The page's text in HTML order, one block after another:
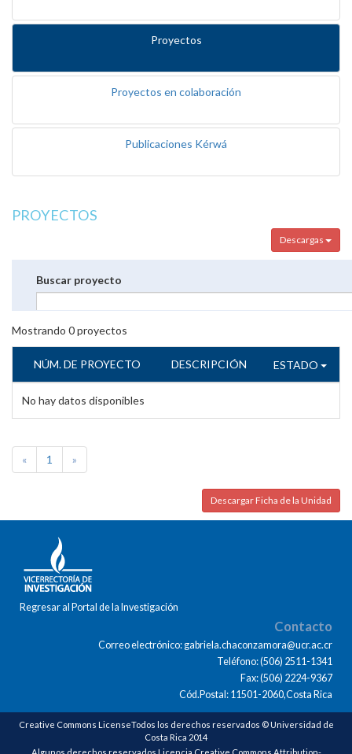
Proyectos
Proyectos en colaboración
Publicaciones Kérwá
PROYECTOS
Descargas
Buscar proyecto
Mostrando 0proyectos
NÚM. DE PROYECTO DESCRIPCIÓN ESTADO
No hay datos disponibles
« 1 »
Descargar Ficha de la Unidad
Regresar al Portal de la Investigación
Contacto
Correo electrónico: gabriela.chaconzamora@ucr.ac.cr
Teléfono: (506) 2511-1341
Fax: (506) 2224-9367
Cód.Postal: 11501-2060,Costa Rica
Creative Commons LicenseTodos los derechos reservados © Universidad de
Costa Rica 2014